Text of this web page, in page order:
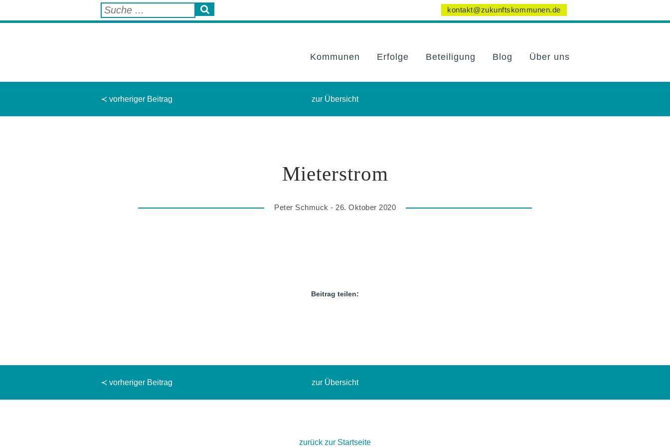
kontakt@zukunftskommunen.de
Kommunen Erfolge Beteiligung Blog Über uns
≺ vorheriger Beitrag zur Übersicht
Mieterstrom
Peter Schmuck - 26. Oktober 2020
Beitrag teilen:
≺ vorheriger Beitrag zur Übersicht
zurück zur Startseite